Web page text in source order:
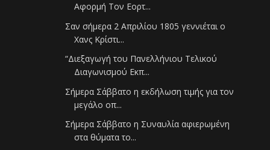
Αφορμή Τον Εορτ...
Σαν σήμερα 2 Απριλίου 1805 γεννιέται ο
Χανς Κρίστι...
“Διεξαγωγή του Πανελλήνιου Τελικού
Διαγωνισμού Εκπ...
Σήμερα Σάββατο η εκδήλωση τιμής για τον
μεγάλο οπ...
Σήμερα Σάββατο η Συναυλία αφιερωμένη
στα θύματα το...